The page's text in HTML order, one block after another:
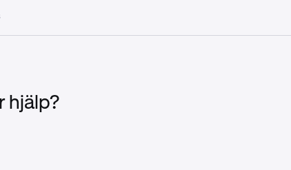
hjälp?